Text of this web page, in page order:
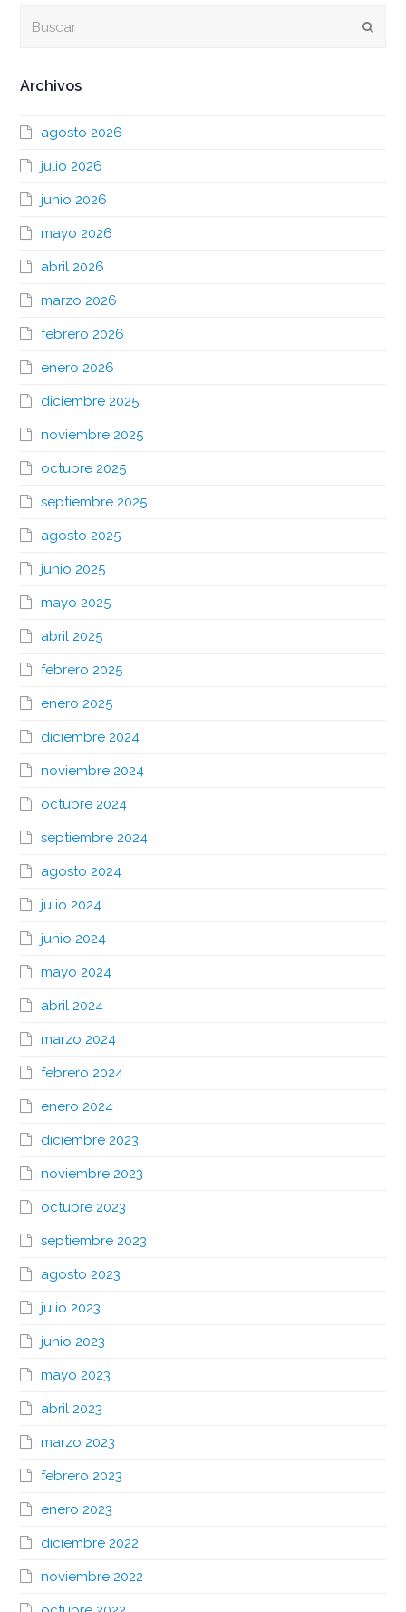
Archivos
agosto 2026
julio 2026
junio 2026
mayo 2026
abril 2026
marzo 2026
febrero 2026
enero 2026
diciembre 2025
noviembre 2025
octubre 2025
septiembre 2025
agosto 2025
junio 2025
mayo 2025
abril 2025
febrero 2025
enero 2025
diciembre 2024
noviembre 2024
octubre 2024
septiembre 2024
agosto 2024
julio 2024
junio 2024
mayo 2024
abril 2024
marzo 2024
febrero 2024
enero 2024
diciembre 2023
noviembre 2023
octubre 2023
septiembre 2023
agosto 2023
julio 2023
junio 2023
mayo 2023
abril 2023
marzo 2023
febrero 2023
enero 2023
diciembre 2022
noviembre 2022